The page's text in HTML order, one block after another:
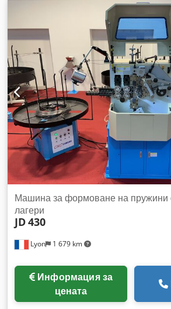
Lyon 1 679 km
Машина за формоване на пружини
лагери
JD430
Информация за
цената